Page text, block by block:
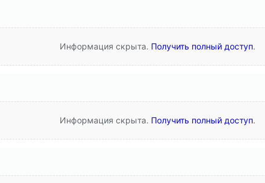
Информация скрыта. Получить полный доступ.
Информация скрыта. Получить полный доступ.